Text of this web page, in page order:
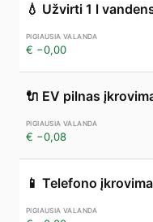
💧 Užvirti 1 l
€ −0,00
🔌 EV pilnas
€ −0,08
📱 Telefono